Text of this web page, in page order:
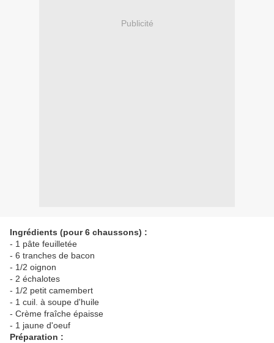
Publicité
Ingrédients (pour 6 chaussons) :
- 1 pâte feuilletée
- 6 tranches de bacon
- 1/2 oignon
- 2 échalotes
- 1/2 petit camembert
- 1 cuil. à soupe d'huile
- Crème fraîche épaisse
- 1 jaune d'oeuf
Préparation :